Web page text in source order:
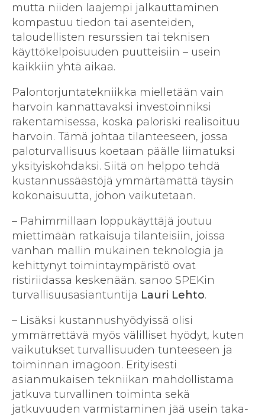
mutta niiden laajempi jalkauttaminen
kompastuu tiedon tai asenteiden,
taloudellisten resurssien tai teknisen
käyttökelpoisuuden puutteisiin – usein
kaikkiin yhtä aikaa.
Palontorjuntatekniikka mielletään vain
harvoin kannattavaksi investoinniksi
rakentamisessa, koska paloriski realisoituu
harvoin. Tämä johtaa tilanteeseen, jossa
paloturvallisuus koetaan päälle liimatuksi
yksityiskohdaksi. Siitä on helppo tehdä
kustannussäästöjä ymmärtämättä täysin
kokonaisuutta, johon vaikutetaan.
– Pahimmillaan loppukäyttäjä joutuu
miettimään ratkaisuja tilanteisiin, joissa
vanhan mallin mukainen teknologia ja
kehittynyt toimintaympäristö ovat
ristiriidassa keskenään. sanoo SPEKin
turvallisuusasiantuntija Lauri Lehto.
– Lisäksi kustannushyödyissä olisi
ymmärrettävä myös välilliset hyödyt, kuten
vaikutukset turvallisuuden tunteeseen ja
toiminnan imagoon. Erityisesti
asianmukaisen tekniikan mahdollistama
jatkuva turvallinen toiminta sekä
jatkuvuuden varmistaminen jää usein taka-